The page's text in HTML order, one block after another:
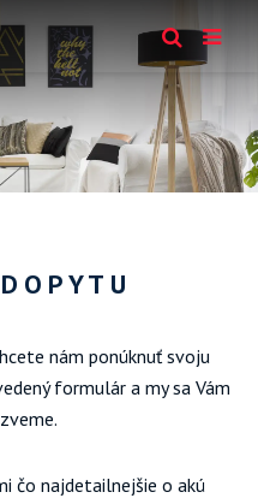
nám ponúknuť svoju
formulár a my sa Vám
čo najdetailnejšie o akú